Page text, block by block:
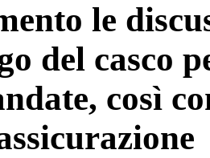
le
del casco
così